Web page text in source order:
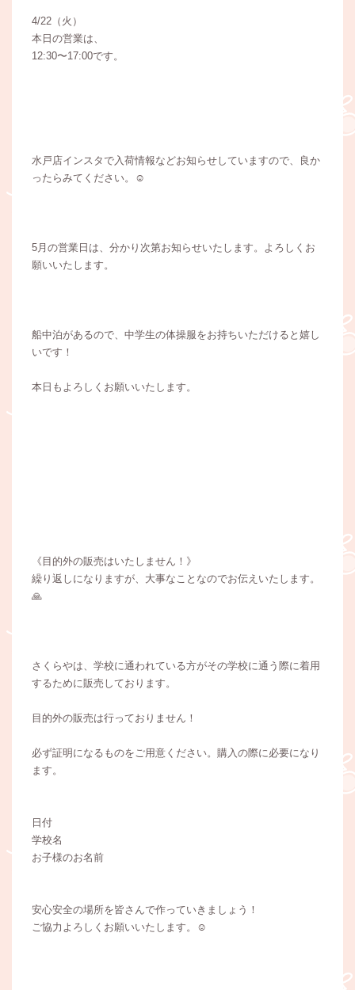
4/22（火）
本日の営業は、
12:30〜17:00です。
水戸店インスタで入荷情報などお知らせしていますので、良か
ったらみてください。☺️
5月の営業日は、分かり次第お知らせいたします。よろしくお
願いいたします。
船中泊があるので、中学生の体操服をお持ちいただけると嬉し
いです！
本日もよろしくお願いいたします。
《目的外の販売はいたしません！》
繰り返しになりますが、大事なことなのでお伝えいたします。
🙏
さくらやは、学校に通われている方がその学校に通う際に着用
するために販売しております。
目的外の販売は行っておりません！
必ず証明になるものをご用意ください。購入の際に必要になり
ます。
日付
学校名
お子様のお名前
安心安全の場所を皆さんで作っていきましょう！
ご協力よろしくお願いいたします。☺️